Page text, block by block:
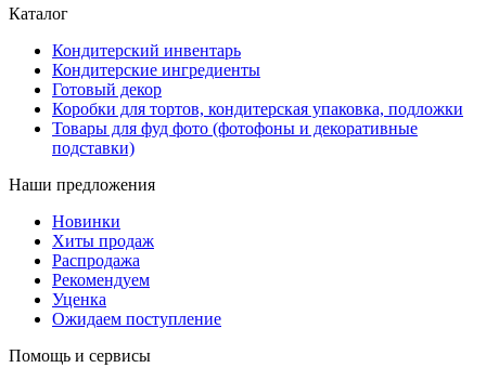
Каталог
Кондитерский инвентарь
Кондитерские ингредиенты
Готовый декор
Коробки для тортов, кондитерская упаковка, подложки
Товары для фуд фото (фотофоны и декоративные
подставки)
Наши предложения
Новинки
Хиты продаж
Распродажа
Рекомендуем
Уценка
Ожидаем поступление
Помощь и сервисы